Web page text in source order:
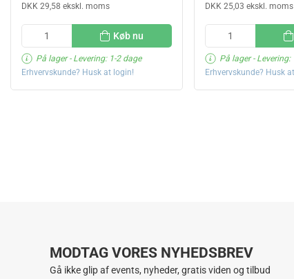
DKK 29,58 ekskl. moms
Køb nu
På lager- Levering: 1-2 dage
Erhvervskunde? Husk at login!
DKK 25,03 ekskl. moms
På lager- Levering:
Erhvervskunde? Husk
MODTAG VORES NYHEDSBREV
Gå ikke glip af events, nyheder, gratis viden og tilbud